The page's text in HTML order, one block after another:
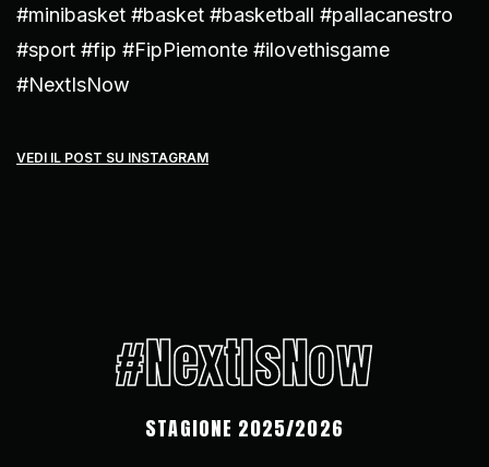
#minibasket #basket #basketball #pallacanestro
#sport #fip #FipPiemonte #ilovethisgame
#NextIsNow
VEDI IL POST SU INSTAGRAM
#NextIsNow
STAGIONE 2025/2026